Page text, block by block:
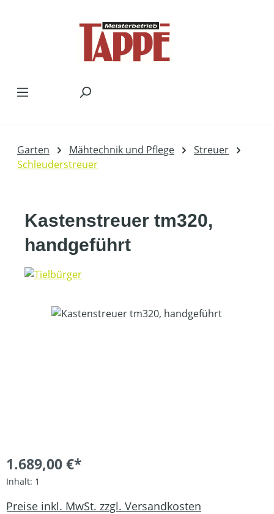
Garten Mähtechnik und Pflege
Streuer
Schleuderstreuer
Kastenstreuer tm320,
handgeführt
Bildergalerie überspringen
1.689,00 €*
Inhalt: 1
Preise inkl. MwSt. zzgl. Versandkosten